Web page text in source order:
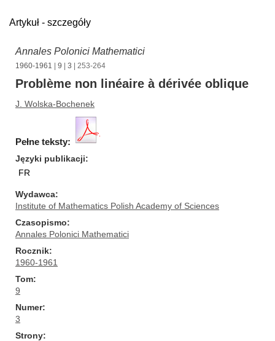
Artykuł - szczegóły
Annales Polonici Mathematici
1960-1961 9 3 | 253-264
Problème non linéaire à dérivée oblique
J. Wolska-Bochenek
Pełne teksty:
Języki publikacji
FR
Wydawca
Institute of Mathematics Polish Academy of Sciences
Czasopismo
Annales Polonici Mathematici
Rocznik
1960-1961
Tom
9
Numer
3
Strony